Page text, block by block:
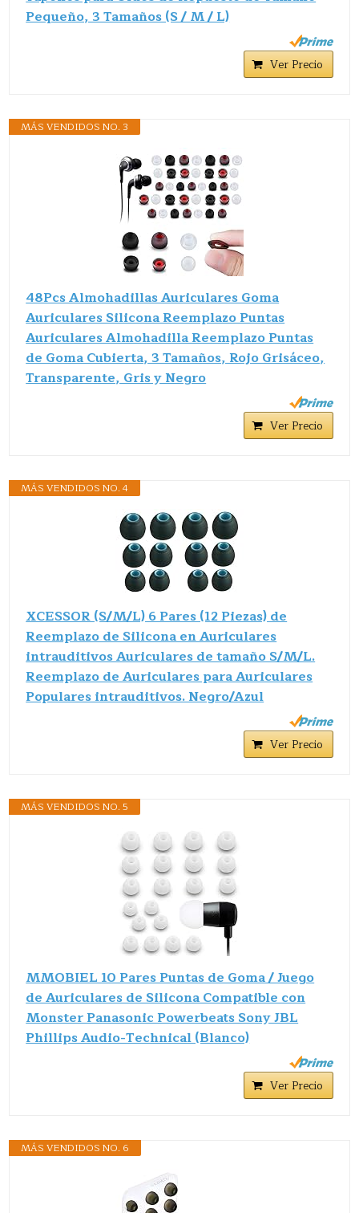
Pequeño, 3 Tamaños (S / M / L)
Ver Precio
MÁS VENDIDOS NO. 3
48Pcs Almohadillas Auriculares Goma
Auriculares Silicona Reemplazo Puntas
Auriculares Almohadilla Reemplazo Puntas
de Goma Cubierta, 3 Tamaños, Rojo Grisáceo,
Transparente, Gris y Negro
Ver Precio
MÁS VENDIDOS NO. 4
XCESSOR (S/M/L) 6 Pares (12 Piezas) de
Reemplazo de Silicona en Auriculares
intrauditivos Auriculares de tamaño S/M/L.
Reemplazo de Auriculares para Auriculares
Populares intrauditivos. Negro/Azul
Ver Precio
MÁS VENDIDOS NO. 5
MMOBIEL 10 Pares Puntas de Goma / Juego
de Auriculares de Silicona Compatible con
Monster Panasonic Powerbeats Sony JBL
Phillips Audio-Technical (Blanco)
Ver Precio
MÁS VENDIDOS NO. 6